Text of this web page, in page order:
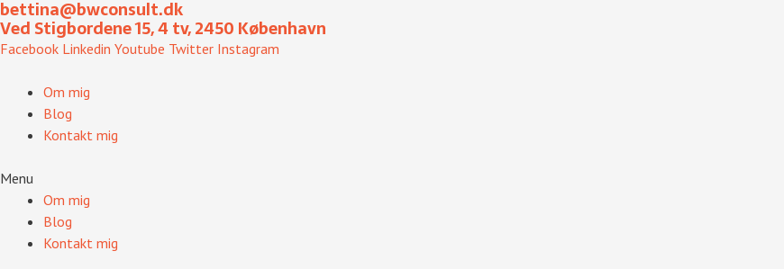
Gå
til
indholdet
bettina@bwconsult.dk
Ved Stigbordene 15, 4 tv, 2450 København
Facebook Linkedin Youtube Twitter Instagram
Om mig
Blog
Kontakt mig
Menu
Om mig
Blog
Kontakt mig